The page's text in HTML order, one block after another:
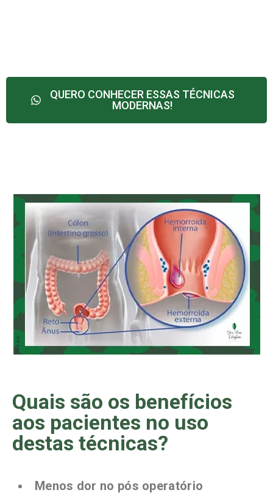
QUERO CONHECER ESSAS TÉCNICAS
MODERNAS!
Quais são os benefícios
aos pacientes no uso
destas técnicas?
Menos dor no pós operatório